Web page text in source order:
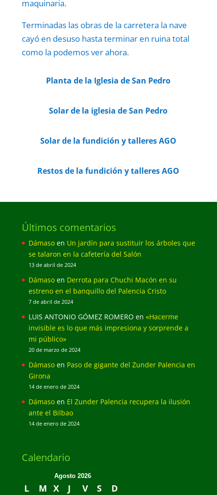
maquinaria.
Terminadas las obras de la carretera la nave
cayó en desuso hasta terminar en ruina total
como la podemos ver ahora.
Planta de la Iglesia de San Pedro
Solar de la iglesia de San Pedro
Solar de la fundición y talleres AGO
Restos de la fundición y talleres AGO
Últimos comentarios
Dámasoen Un jardín para sustituir los árboles que
se talaron en la cafetería del Salón
13 de abril de 2024
Dámasoen Derrota para Chuchi Macón en su
estreno en el banquillo del Palencia Cristo
7 de abril de 2024
LUIS ANTONIO GÓMEZ ROMERO en «Hacerme
invisible es lo que más impresiona y sorprende a
mi público»
20 de marzo de 2024
Dámasoen Paso de gigante del Zunder Palencia en
Girona
14 de enero de 2024
Dámasoen El Zunder Palencia recupera la ilusión
ante el Bilbao
14 de enero de 2024
Calendario
Agosto 2026
L M X J V S
D